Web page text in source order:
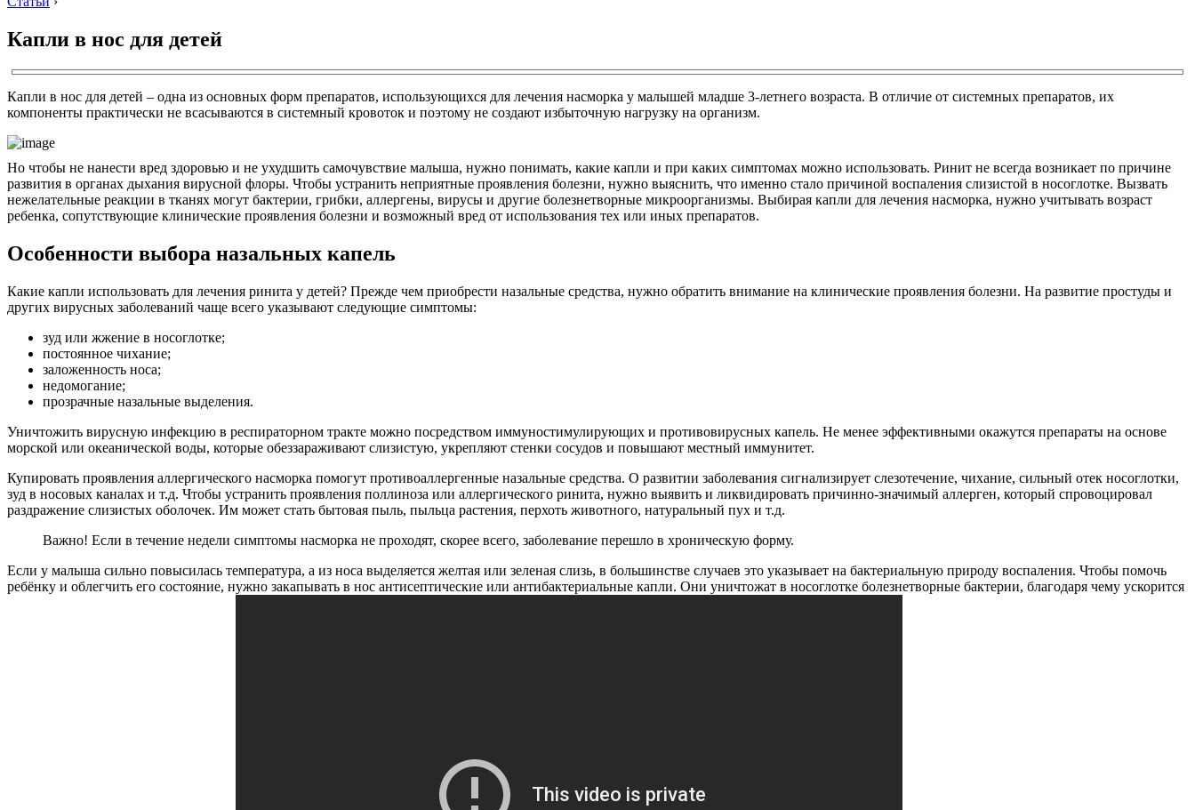
Капли в нос для детей
Капли в нос для детей – одна из основных форм препаратов, использующихся для лечения насморка у малышей младше 3-летнего возраста. В отличие от системных препаратов, их
компоненты практически не всасываются в системный кровоток и поэтому не создают избыточную нагрузку на организм.
Но чтобы не нанести вред здоровью и не ухудшить самочувствие малыша, нужно понимать, какие капли и при каких симптомах можно использовать. Ринит не всегда возникает по причине
развития в органах дыхания вирусной флоры. Чтобы устранить неприятные проявления болезни, нужно выяснить, что именно стало причиной воспаления слизистой в носоглотке. Вызвать
нежелательные реакции в тканях могут бактерии, грибки, аллергены, вирусы и другие болезнетворные микроорганизмы. Выбирая капли для лечения насморка, нужно учитывать возраст
ребенка, сопутствующие клинические проявления болезни и возможный вред от использования тех или иных препаратов.
Особенности выбора назальных капель
Какие капли использовать для лечения ринита у детей? Прежде чем приобрести назальные средства, нужно обратить внимание на клинические проявления болезни. На развитие простуды и
других вирусных заболеваний чаще всего указывают следующие симптомы:
зуд или жжение в носоглотке;
постоянное чихание;
заложенность носа;
недомогание;
прозрачные назальные выделения.
Уничтожить вирусную инфекцию в респираторном тракте можно посредством иммуностимулирующих и противовирусных капель. Не менее эффективными окажутся препараты на основе
морской или океанической воды, которые обеззараживают слизистую, укрепляют стенки сосудов и повышают местный иммунитет.
Купировать проявления аллергического насморка помогут противоаллергенные назальные средства. О развитии заболевания сигнализирует слезотечение, чихание, сильный отек носоглотки,
зуд в носовых каналах и т.д. Чтобы устранить проявления поллиноза или аллергического ринита, нужно выявить и ликвидировать причинно-значимый аллерген, который спровоцировал
раздражение слизистых оболочек. Им может стать бытовая пыль, пыльца растения, перхоть животного, натуральный пух и т.д.
Важно! Если в течение недели симптомы насморка не проходят, скорее всего, заболевание перешло в хроническую форму.
Если у малыша сильно повысилась температура, а из носа выделяется желтая или зеленая слизь, в большинстве случаев это указывает на бактериальную природу воспаления. Чтобы помочь
ребёнку и облегчить его состояние, нужно закапывать в нос антисептические или антибактериальные капли. Они уничтожат в носоглотке болезнетворные бактерии, благодаря чему ускорится